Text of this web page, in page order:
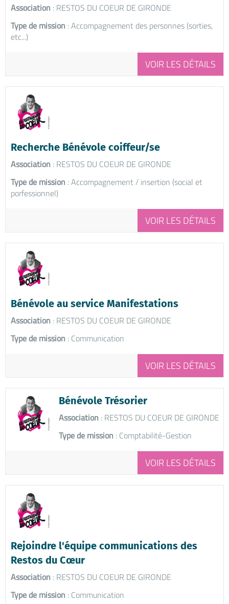
Association : RESTOS DU COEUR DE GIRONDE
Type de mission : Accompagnement des personnes (sorties,
etc...)
VOIR LES DÉTAILS
Recherche Bénévole coiffeur/se
Association : RESTOS DU COEUR DE GIRONDE
Type de mission : Accompagnement / insertion (social et
porfessionnel)
VOIR LES DÉTAILS
Bénévole au service Manifestations
Association : RESTOS DU COEUR DE GIRONDE
Type de mission : Communication
VOIR LES DÉTAILS
Bénévole Trésorier
Association : RESTOS DU COEUR DE GIRONDE
Type de mission : Comptabilité-Gestion
VOIR LES DÉTAILS
Rejoindre l'équipe communications des
Restos du Cœur
Association : RESTOS DU COEUR DE GIRONDE
Type de mission : Communication